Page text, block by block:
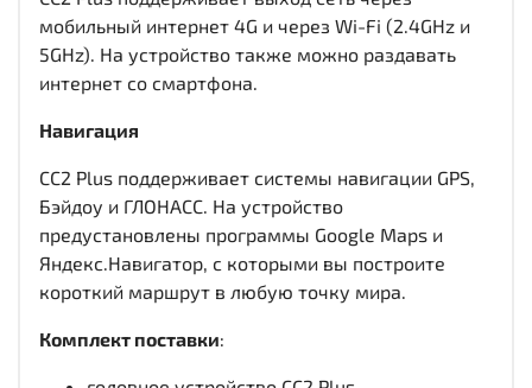
мобильный интернет 4G и через Wi-Fi (2.4GHz и
5GHz). На устройство также можно раздавать
интернет со смартфона.
Навигация
CC2 Plus поддерживает системы навигации GPS,
Бэйдоу и ГЛОНАСС. На устройство
предустановлены программы Google Maps и
Яндекс.Навигатор, с которыми вы построите
короткий маршрут в любую точку мира.
Комплект поставки: